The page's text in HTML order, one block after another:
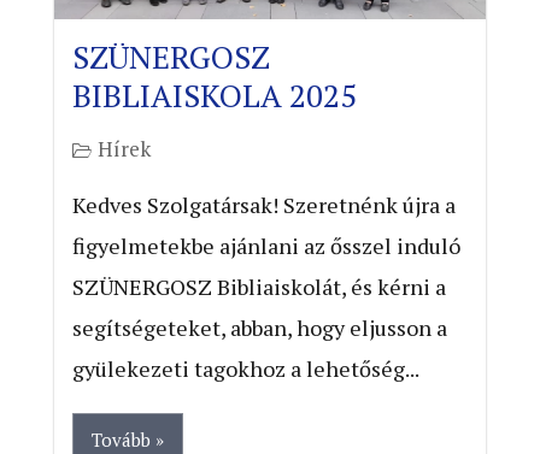
SZÜNERGOSZ
BIBLIAISKOLA 2025
Hírek
Kedves Szolgatársak! Szeretnénk újra a
figyelmetekbe ajánlani az ősszel induló
SZÜNERGOSZ Bibliaiskolát, és kérni a
segítségeteket, abban, hogy eljusson a
gyülekezeti tagokhoz a lehetőség...
Tovább »